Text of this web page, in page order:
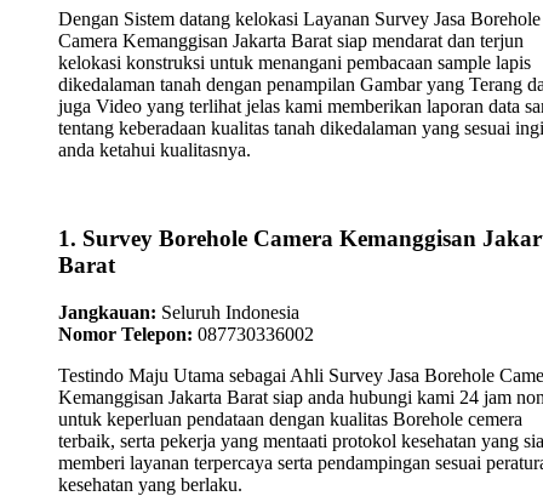
Dengan Sistem datang kelokasi Layanan Survey Jasa Borehole
Camera Kemanggisan Jakarta Barat siap mendarat dan terjun
kelokasi konstruksi untuk menangani pembacaan sample lapis
dikedalaman tanah dengan penampilan Gambar yang Terang
juga Video yang terlihat jelas kami memberikan laporan data
tentang keberadaan kualitas tanah dikedalaman yang sesuai
anda ketahui kualitasnya.
1. Survey Borehole Camera Kemanggisan
Barat
Jangkauan: Seluruh Indonesia
Nomor Telepon: 087730336002
Testindo Maju Utama sebagai Ahli Survey Jasa Borehole
Kemanggisan Jakarta Barat siap anda hubungi kami 24 jam
untuk keperluan pendataan dengan kualitas Borehole cemera
terbaik, serta pekerja yang mentaati protokol kesehatan yang
memberi layanan terpercaya serta pendampingan sesuai
kesehatan yang berlaku.